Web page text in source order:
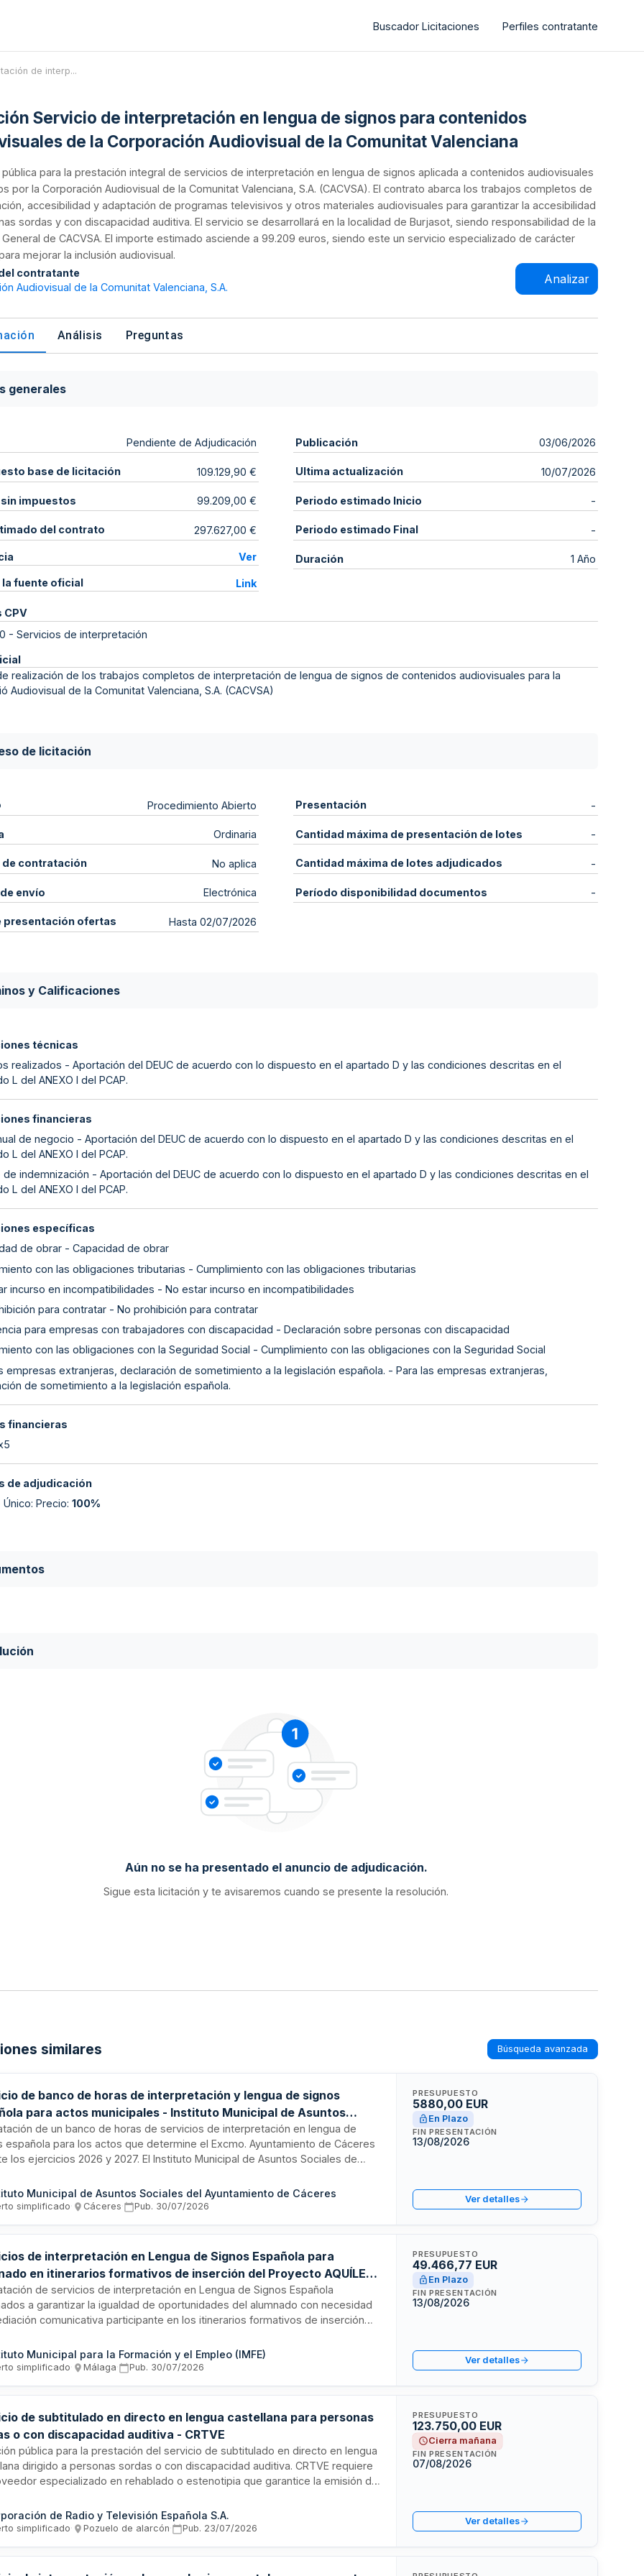
Buscador Licitaciones Perfiles contratante
de interp...
Servicio de interpretación en lengua de signos para contenidos
de la Corporación Audiovisual de la Comunitat Valenciana
para la prestación integral de servicios de interpretación en lengua de signos aplicada a contenidos audiovisuales
por la Corporación Audiovisual de la Comunitat Valenciana, S.A. (CACVSA). El contrato abarca los trabajos completos de
accesibilidad y adaptación de programas televisivos y otros materiales audiovisuales para garantizar la accesibilidad
sordas y con discapacidad auditiva. El servicio se desarrollará en la localidad de Burjasot, siendo responsabilidad de la
de CACVSA. El importe estimado asciende a 99.209 euros, siendo este un servicio especializado de carácter
mejorar la inclusión audiovisual.
contratante
Audiovisual de la Comunitat Valenciana, S.A.
Analizar
Análisis Preguntas
generales
Pendiente de Adjudicación
base de licitación 109.129,90 €
impuestos 99.209,00 €
del contrato 297.627,00 €
Ver
la fuente oficial Link
Publicación 03/06/2026
Ultima actualización 10/07/2026
Periodo estimado Inicio -
Periodo estimado Final -
Duración 1 Año
CPV
- Servicios de interpretación
realización de los trabajos completos de interpretación de lengua de signos de contenidos audiovisuales para la
Audiovisual de la Comunitat Valenciana, S.A. (CACVSA)
de licitación
Procedimiento Abierto
Ordinaria
de contratación No aplica
envío Electrónica
presentación ofertas Hasta 02/07/2026
Presentación -
Cantidad máxima de presentación de lotes -
Cantidad máxima de lotes adjudicados -
Período disponibilidad documentos -
y Calificaciones
técnicas
realizados - Aportación del DEUC de acuerdo con lo dispuesto en el apartado D y las condiciones descritas en el
L del ANEXO I del PCAP.
financieras
de negocio - Aportación del DEUC de acuerdo con lo dispuesto en el apartado D y las condiciones descritas en el
L del ANEXO I del PCAP.
de indemnización - Aportación del DEUC de acuerdo con lo dispuesto en el apartado D y las condiciones descritas en el
L del ANEXO I del PCAP.
específicas
de obrar - Capacidad de obrar
con las obligaciones tributarias - Cumplimiento con las obligaciones tributarias
incurso en incompatibilidades - No estar incurso en incompatibilidades
para contratar - No prohibición para contratar
para empresas con trabajadores con discapacidad - Declaración sobre personas con discapacidad
con las obligaciones con la Seguridad Social - Cumplimiento con las obligaciones con la Seguridad Social
empresas extranjeras, declaración de sometimiento a la legislación española. - Para las empresas extranjeras,
de sometimiento a la legislación española.
financieras
de adjudicación
Único: Precio: 100%
Aún no se ha presentado el anuncio de adjudicación.
Sigue esta licitación y te avisaremos cuando se presente la resolución.
similares Búsqueda avanzada
de banco de horas de interpretación y lengua de signos
para actos municipales - Instituto Municipal de Asuntos
de Cáceres
de un banco de horas de servicios de interpretación en lengua de
española para los actos que determine el Excmo. Ayuntamiento de Cáceres
los ejercicios 2026 y 2027. El Instituto Municipal de Asuntos Sociales de
a garantizar la accesibilidad y participación de personas sordas en
municipales. La prestación incluye la disponibilidad de intérpretes
públicos municipales.
Municipal de Asuntos Sociales del Ayuntamiento de Cáceres
simplificado· Cáceres· Pub. 30/07/2026
PRESUPUESTO
5880,00 EUR
En Plazo
FIN PRESENTACIÓN
13/08/2026
Ver detalles
de interpretación en Lengua de Signos Española para
en itinerarios formativos de inserción del Proyecto AQUÍLEO
de Málaga
de servicios de interpretación en Lengua de Signos Española
a garantizar la igualdad de oportunidades del alumnado con necesidad
comunicativa participante en los itinerarios formativos de inserción
del Programa EFESO y será gestionado por el Instituto Municipal de
y Empleo del Ayuntamiento de Málaga.
Municipal para la Formación y el Empleo (IMFE)
simplificado· Málaga· Pub. 30/07/2026
PRESUPUESTO
49.466,77 EUR
En Plazo
FIN PRESENTACIÓN
13/08/2026
Ver detalles
de subtitulado en directo en lengua castellana para personas
o con discapacidad auditiva - CRTVE
pública para la prestación del servicio de subtitulado en directo en lengua
dirigido a personas sordas o con discapacidad auditiva. CRTVE requiere
especializado en rehablado o estenotipia que garantice la emisión del
la prestación técnica en formato estándar, aseguramiento de calidad,
semanales auditados externamente y recursos humanos especializados
de Radio y Televisión Española S.A.
simplificado· Pozuelo de alarcón· Pub. 23/07/2026
PRESUPUESTO
123.750,00 EUR
Cierra mañana
FIN PRESENTACIÓN
07/08/2026
Ver detalles